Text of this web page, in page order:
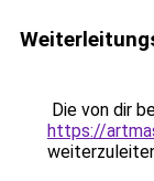
Die von dir
https://